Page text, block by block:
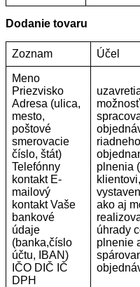
Dodanie tovaru
Zoznam Účel
Meno
Priezvisko
Adresa (ulica,
mesto,
poštové
smerovacie
číslo, štát)
Telefónny
kontakt E-
mailový
kontakt Vaše
bankové
údaje
(banka,číslo
účtu, IBAN)
IČO DIČ IČ
DPH
možnosť
plnenia
klientovi,
ako aj
úhrady
plnenie